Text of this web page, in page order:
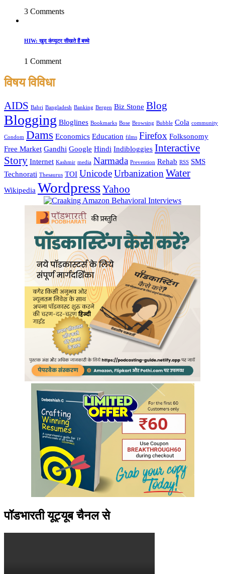
3 Comments
HIW: खुद कंप्यूटर सीखते हैं बच्चे
1 Comment
विषय विविधा
AIDS Babri Bangladesh Banking Bergen Biz Stone Blog
Blogging Bloglines Bookmarks Bose Browsing Bubble Cola community
Condom Dams Economics Education films Firefox Folksonomy
Free Market Gandhi Google Hindi Indibloggies Interactive
Story Internet Kashmir media Narmada Prevention Rehab RSS SMS
Technorati Thesaurus TOI UnicodeUrbanization Water
Wikipedia WordpressYahoo
पॉडभारती यूट्यूब चैनल से